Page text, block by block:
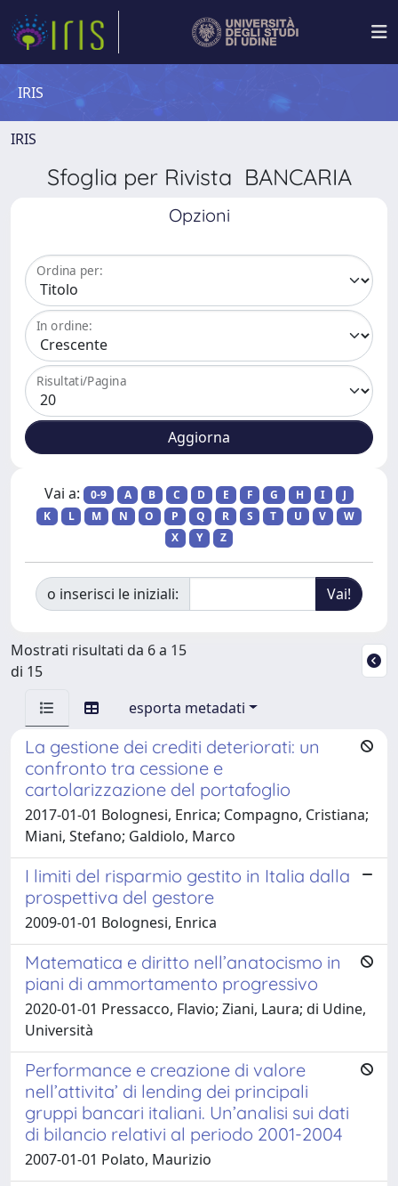
IRIS
IRIS
Sfoglia per Rivista BANCARIA
Opzioni
Ordina per:
In ordine:
Risultati/Pagina
Vai a: 0-9 A B C D E F G H I
J
K
L M N O P Q R S T U V
W
X
Y Z
o inserisci le iniziali:
Mostrati risultati da 6 a 15
di 15
esporta metadati
La gestione dei crediti deteriorati: un
confronto tra cessione e
cartolarizzazione del portafoglio
2017-01-01 Bolognesi, Enrica; Compagno, Cristiana;
Miani, Stefano; Galdiolo, Marco
I limiti del risparmio gestito in Italia dalla
prospettiva del gestore
2009-01-01 Bolognesi, Enrica
Matematica e diritto nell’anatocismo in
piani di ammortamento progressivo
2020-01-01 Pressacco, Flavio; Ziani, Laura; di Udine,
Università
Performance e creazione di valore
nell’attivita’ di lending dei principali
gruppi bancari italiani. Un’analisi sui dati
di bilancio relativi al periodo 2001-2004
2007-01-01 Polato, Maurizio